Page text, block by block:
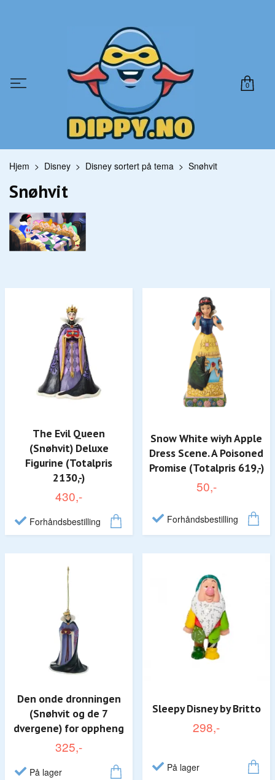
0
Hjem Disney Disney sortert på tema Snøhvit
Snøhvit
The Evil Queen
(Snøhvit) Deluxe
Figurine (Totalpris
2130,-)
430,-
Forhåndsbestilling
Snow White wiyh Apple
Dress Scene. A Poisoned
Promise (Totalpris 619,-)
50,-
Forhåndsbestilling
Den onde dronningen
(Snøhvit og de 7
dvergene) for oppheng
325,-
På lager
Sleepy Disney by Britto
298,-
På lager